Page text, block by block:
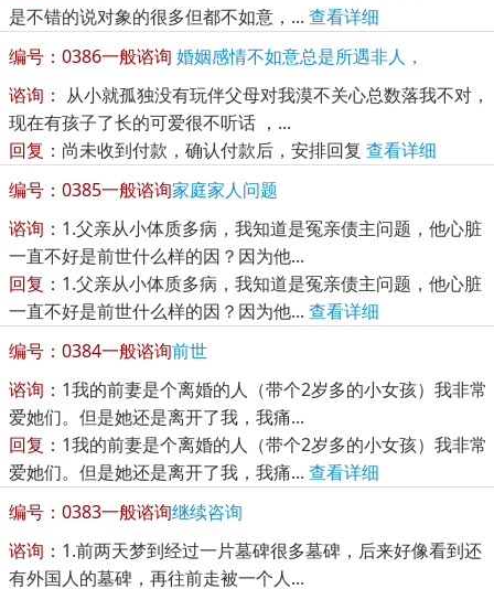
是不错的说对象的很多但都不如意，... 查看详细
编号：0386一般谘询 婚姻感情不如意总是所遇非人，
谘询： 从小就孤独没有玩伴父母对我漠不关心总数落我不对，
现在有孩子了长的可爱很不听话 ，...
回复： 尚未收到付款，确认付款后，安排回复 查看详细
编号：0385一般谘询家庭家人问题
谘询： 1.父亲从小体质多病，我知道是冤亲债主问题，他心脏
一直不好是前世什么样的因？因为他...
回复： 1.父亲从小体质多病，我知道是冤亲债主问题，他心脏
一直不好是前世什么样的因？因为他... 查看详细
编号：0384一般谘询前世
谘询： 1我的前妻是个离婚的人（带个2岁多的小女孩）我非常
爱她们。但是她还是离开了我，我痛...
回复： 1我的前妻是个离婚的人（带个2岁多的小女孩）我非常
爱她们。但是她还是离开了我，我痛... 查看详细
编号：0383一般谘询继续咨询
谘询： 1.前两天梦到经过一片墓碑很多墓碑，后来好像看到还
有外国人的墓碑，再往前走被一个人...